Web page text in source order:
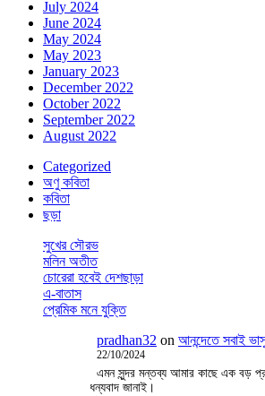
July 2024
June 2024
May 2024
May 2023
January 2023
December 2022
October 2022
September 2022
August 2022
Categorized
অণু কবিতা
কবিতা
ছড়া
সুখের সৌরভ
মলিন অতীত
চোরেরা হবেই দেশছাড়া
এ-বাতাস
প্রেমিক মনে যুক্তি
pradhan32 on আনন্দেতে সবাই
22/10/2024
এমন সুন্দর মন্তব্য আমার কাছে এক বড়
ধন্যবাদ জানাই।